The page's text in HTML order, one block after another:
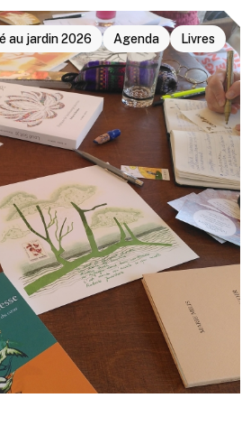
au jardin 2026 Agenda Livres